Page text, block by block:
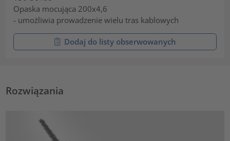
Opaska mocująca 200x4,6
- umożliwia prowadzenie wielu tras kablowych
Dodaj do listy obserwowanych
Rozwiązania